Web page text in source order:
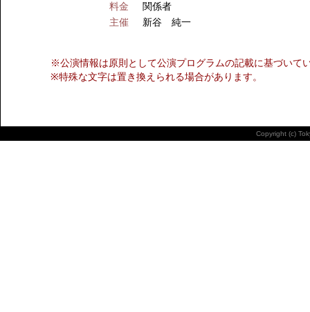
料金
関係者
主催
新谷 純一
※公演情報は原則として公演プログラムの記載に基づいて
※特殊な文字は置き換えられる場合があります。
Copyright (c)